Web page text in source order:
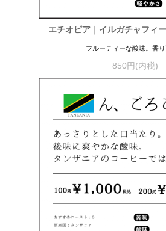
エチオピア｜イルガチャフィ
フルーティーな酸味。香り
850円(内税)